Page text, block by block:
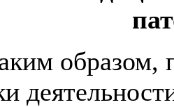
образом,